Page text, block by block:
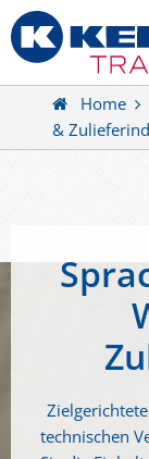
Home
&
technischen